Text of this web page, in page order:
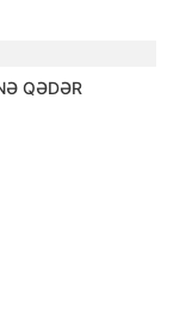
QƏDƏR